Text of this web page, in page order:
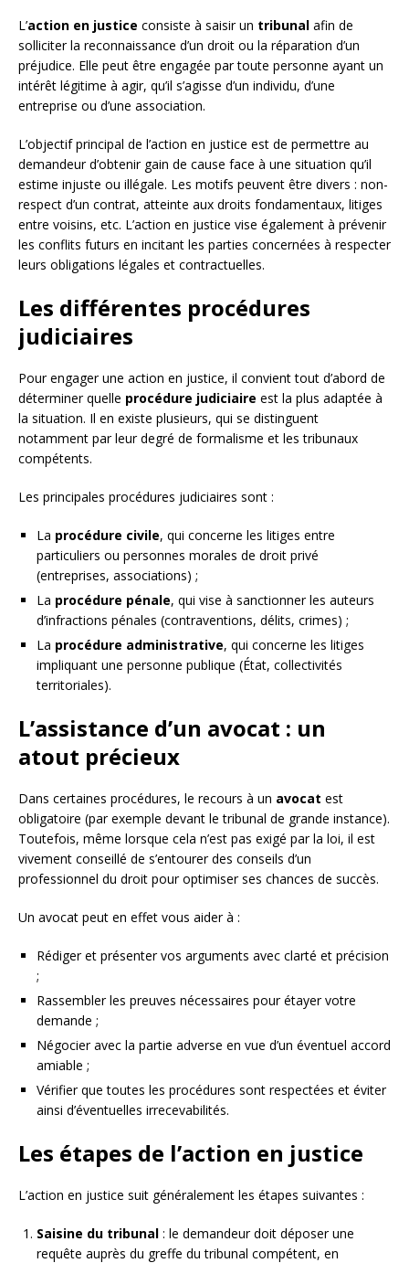
L’action en justice consiste à saisir un tribunal afin de
solliciter la reconnaissance d’un droit ou la réparation d’un
préjudice. Elle peut être engagée par toute personne ayant un
intérêt légitime à agir, qu’il s’agisse d’un individu, d’une
entreprise ou d’une association.
L’objectif principal de l’action en justice est de permettre au
demandeur d’obtenir gain de cause face à une situation qu’il
estime injuste ou illégale. Les motifs peuvent être divers : non-
respect d’un contrat, atteinte aux droits fondamentaux, litiges
entre voisins, etc. L’action en justice vise également à prévenir
les conflits futurs en incitant les parties concernées à respecter
leurs obligations légales et contractuelles.
Les différentes procédures
judiciaires
Pour engager une action en justice, il convient tout d’abord de
déterminer quelle procédure judiciaire est la plus adaptée à
la situation. Il en existe plusieurs, qui se distinguent
notamment par leur degré de formalisme et les tribunaux
compétents.
Les principales procédures judiciaires sont :
La procédure civile, qui concerne les litiges entre
particuliers ou personnes morales de droit privé
(entreprises, associations) ;
La procédure pénale, qui vise à sanctionner les auteurs
d’infractions pénales (contraventions, délits, crimes) ;
La procédure administrative, qui concerne les litiges
impliquant une personne publique (État, collectivités
territoriales).
L’assistance d’un avocat : un
atout précieux
Dans certaines procédures, le recours à un avocat est
obligatoire (par exemple devant le tribunal de grande instance).
Toutefois, même lorsque cela n’est pas exigé par la loi, il est
vivement conseillé de s’entourer des conseils d’un
professionnel du droit pour optimiser ses chances de succès.
Un avocat peut en effet vous aider à :
Rédiger et présenter vos arguments avec clarté et précision
;
Rassembler les preuves nécessaires pour étayer votre
demande ;
Négocier avec la partie adverse en vue d’un éventuel accord
amiable ;
Vérifier que toutes les procédures sont respectées et éviter
ainsi d’éventuelles irrecevabilités.
Les étapes de l’action en justice
L’action en justice suit généralement les étapes suivantes :
Saisine du tribunal : le demandeur doit déposer une
requête auprès du greffe du tribunal compétent, en